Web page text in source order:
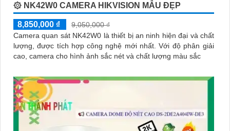
۞ NK42W0 CAMERA HIKVISION MẪU ĐẸP
8,850,000 ₫
9,050,000 ₫
Camera quan sát NK42W0 là thiết bị an ninh hiện đại và chất
lượng, được tích hợp công nghệ mới nhất. Với độ phân giải
cao, camera cho hình ảnh sắc nét và chất lượng màu sắc